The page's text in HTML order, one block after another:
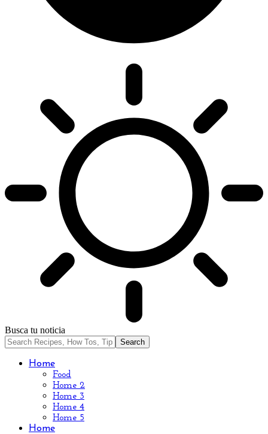
Busca tu noticia
Home
Food
Home 2
Home 3
Home 4
Home 5
Home